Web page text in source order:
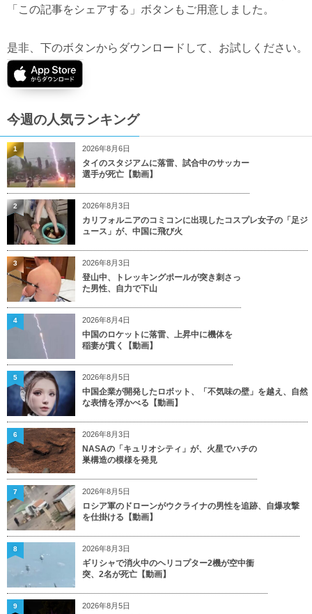
「この記事をシェアする」ボタンもご用意しました。
是非、下のボタンからダウンロードして、お試しください。
今週の人気ランキング
2026年8月6日
タイのスタジアムに落雷、試合中のサッカー
選手が死亡【動画】
1
2026年8月3日
カリフォルニアのコミコンに出現したコスプレ女子の「足ジ
ュース」が、中国に飛び火
2
2026年8月3日
登山中、トレッキングポールが突き刺さっ
た男性、自力で下山
3
2026年8月4日
中国のロケットに落雷、上昇中に機体を
稲妻が貫く【動画】
4
2026年8月5日
中国企業が開発したロボット、「不気味の壁」を越え、自然
な表情を浮かべる【動画】
5
2026年8月3日
NASAの「キュリオシティ」が、火星でハチの
巣構造の模様を発見
6
2026年8月5日
ロシア軍のドローンがウクライナの男性を追跡、自爆攻撃
を仕掛ける【動画】
7
2026年8月3日
ギリシャで消火中のヘリコプター2機が空中衝
突、2名が死亡【動画】
8
2026年8月5日
9